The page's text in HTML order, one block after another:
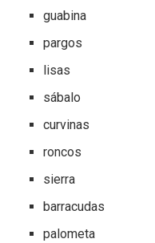
guabina
pargos
lisas
sábalo
curvinas
roncos
sierra
barracudas
palometa